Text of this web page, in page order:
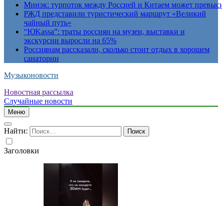
Минэк: турпоток между Россией и Китаем может
РЖД представили туристический маршрут «Великий
чайный путь»
“ЮKassa”: траты россиян на музеи, выставки и
экскурсии выросли на 65%
Россиянам рассказали, сколько стоит отдых в хорошем
санатории
Музыконовости
Новостная рассылка
Случайные новости
Меню
Найти:
Заголовки